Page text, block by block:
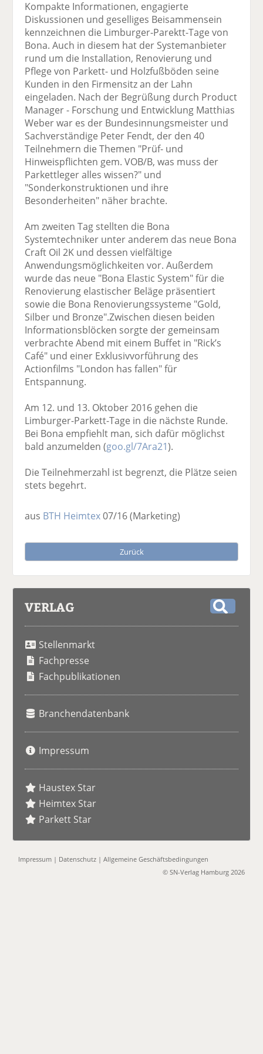
Kompakte Informationen, engagierte
Diskussionen und geselliges Beisammensein
kennzeichnen die Limburger-Parektt-Tage von
Bona. Auch in diesem hat der Systemanbieter
rund um die Installation, Renovierung und
Pflege von Parkett- und Holzfußböden seine
Kunden in den Firmensitz an der Lahn
eingeladen. Nach der Begrüßung durch Product
Manager - Forschung und Entwicklung Matthias
Weber war es der Bundesinnungsmeister und
Sachverständige Peter Fendt, der den 40
Teilnehmern die Themen "Prüf- und
Hinweispflichten gem. VOB/B, was muss der
Parkettleger alles wissen?" und
"Sonderkonstruktionen und ihre
Besonderheiten" näher brachte.
Am zweiten Tag stellten die Bona
Systemtechniker unter anderem das neue Bona
Craft Oil 2K und dessen vielfältige
Anwendungsmöglichkeiten vor. Außerdem
wurde das neue "Bona Elastic System" für die
Renovierung elastischer Beläge präsentiert
sowie die Bona Renovierungssysteme "Gold,
Silber und Bronze".Zwischen diesen beiden
Informationsblöcken sorgte der gemeinsam
verbrachte Abend mit einem Buffet in "Rick’s
Café" und einer Exklusivvorführung des
Actionfilms "London has fallen" für
Entspannung.
Am 12. und 13. Oktober 2016 gehen die
Limburger-Parkett-Tage in die nächste Runde.
Bei Bona empfiehlt man, sich dafür möglichst
bald anzumelden (goo.gl/7Ara21).
Die Teilnehmerzahl ist begrenzt, die Plätze seien
stets begehrt.
aus BTH Heimtex07/16(Marketing)
Zurück
VERLAG
Stellenmarkt
Fachpresse
Fachpublikationen
Branchendatenbank
Impressum
Haustex Star
Heimtex Star
Parkett Star
Impressum | Datenschutz |Allgemeine Geschäftsbedingungen
© SN-Verlag Hamburg 2026